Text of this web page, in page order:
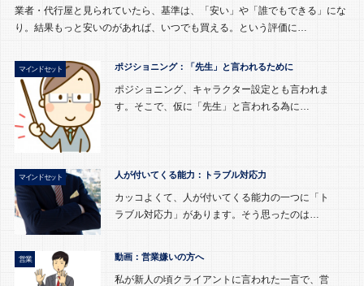
業者・代行屋と見られていたら、基準は、「安い」や「誰でもできる」にな
り。結果もっと安いのがあれば、いつでも買える。という評価に…
マインドセット ポジショニング：「先生」と言われるために
ポジショニング、キャラクター設定とも言われま
す。そこで、仮に「先生」と言われる為に…
マインドセット 人が付いてくる能力：トラブル対応力
カッコよくて、人が付いてくる能力の一つに「ト
ラブル対応力」があります。そう思ったのは…
営業 動画：営業嫌いの方へ
私が新人の頃クライアントに言われた一言で、営